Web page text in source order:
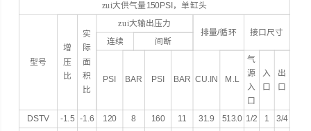
zui大供气量 150PSI ，单缸头
型号
增
压
比
实
际
面
积
比
zui大输出压力
排量/循环
接口尺寸
连续
间断
PSI BAR PSI BAR CU.IN M.L
气
源
入
口
入
口
出
口
DSTV -1.5 -1.6 120 8 160 11 31.9 513.0 1/2 1
3/4